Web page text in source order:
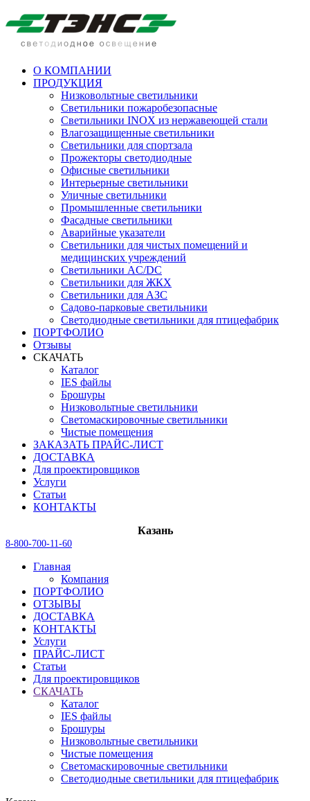
О КОМПАНИИ
ПРОДУКЦИЯ
Низковольтные светильники
Cветильники пожаробезопасные
Светильники INOX из нержавеющей стали
Влагозащищенные светильники
Светильники для спортзала
Прожекторы светодиодные
Офисные светильники
Интерьерные светильники
Уличные светильники
Промышленные светильники
Фасадные светильники
Аварийные указатели
Светильники для чистых помещений и
медицинских учреждений
Светильники AC/DC
Светильники для ЖКХ
Светильники для АЗС
Садово-парковые светильники
Светодиодные светильники для птицефабрик
ПОРТФОЛИО
Отзывы
СКАЧАТЬ
Каталог
IES файлы
Брошуры
Низковольтные светильники
Светомаскировочные светильники
Чистые помещения
ЗАКАЗАТЬ ПРАЙС-ЛИСТ
ДОСТАВКА
Для проектировщиков
Услуги
Статьи
КОНТАКТЫ
Казань
8-800-700-11-60
Главная
Компания
ПОРТФОЛИО
ОТЗЫВЫ
ДОСТАВКА
КОНТАКТЫ
Услуги
ПРАЙС-ЛИСТ
Статьи
Для проектировщиков
СКАЧАТЬ
Каталог
IES файлы
Брошуры
Низковольтные светильники
Чистые помещения
Светомаскировочные светильники
Светодиодные светильники для птицефабрик